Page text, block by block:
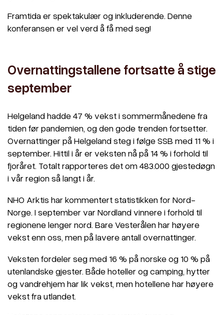
Framtida er spektakulær og inkluderende. Denne
konferansen er vel verd å få med seg!
Overnattingstallene fortsatte å stige
september
Helgeland hadde 47 % vekst i sommermånedene fra
tiden før pandemien, og den gode trenden fortsetter.
Overnattinger på Helgeland steg i følge SSB med 11 % i
september. Hittil i år er veksten nå på 14 % i forhold til
fjoråret. Totalt rapporteres det om 483.000 gjestedøgn
i vår region så langt i år.
NHO Arktis har kommentert statistikken for Nord-
Norge. I september var Nordland vinnere i forhold til
regionene lenger nord. Bare Vesterålen har høyere
vekst enn oss, men på lavere antall overnattinger.
Veksten fordeler seg med 16 % på norske og 10 % på
utenlandske gjester. Både hoteller og camping, hytter
og vandrehjem har lik vekst, men hotellene har høyere
vekst fra utlandet.